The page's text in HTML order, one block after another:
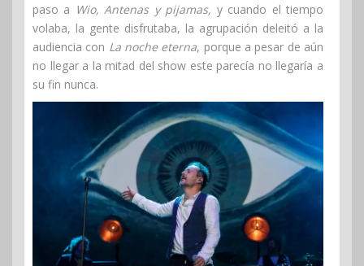
paso a Wio, Antenas y pijamas, y cuando el tiempo
volaba, la gente disfrutaba, la agrupación deleitó a la
audiencia con La noche eterna, porque a pesar de aún
no llegar a la mitad del show este parecía no llegaría a
su fin nunca.